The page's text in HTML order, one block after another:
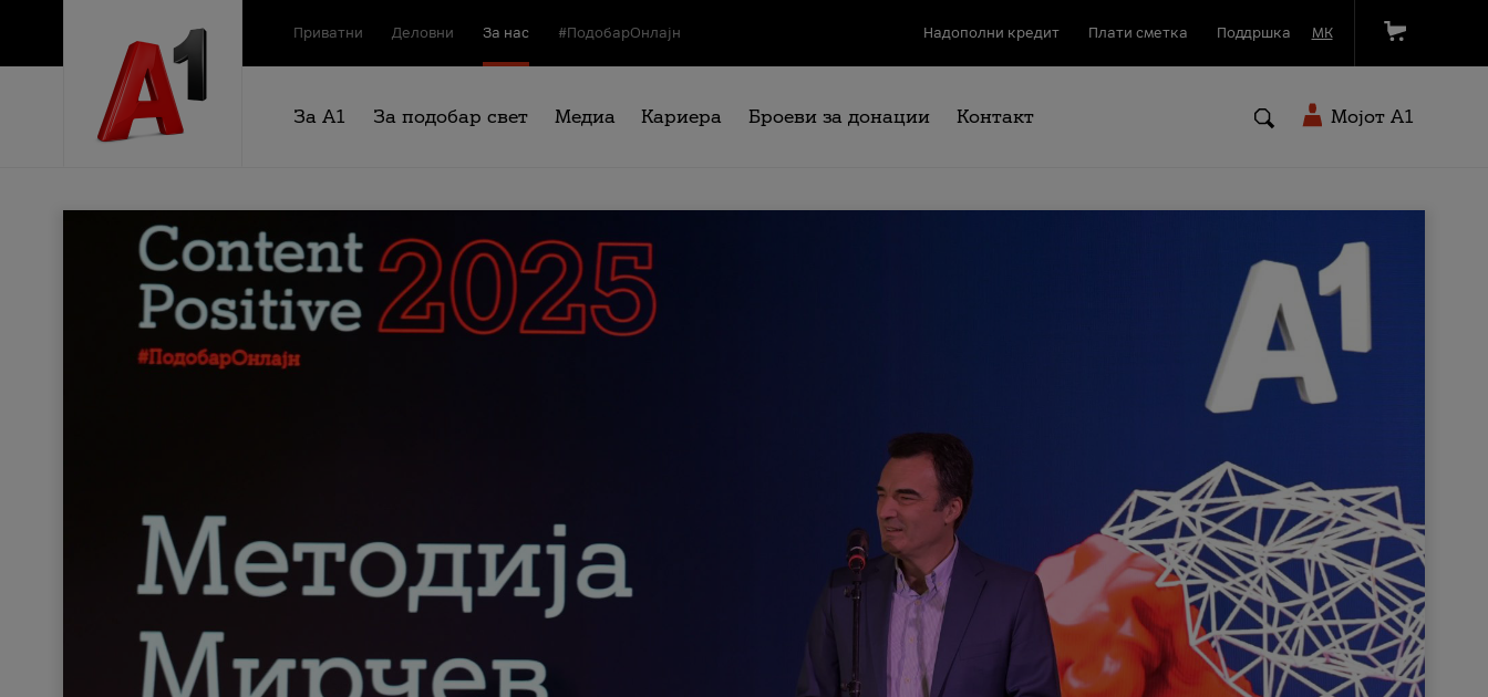
Приватни Деловни За нас #ПодобарОнлајн Надополни кредит Плати сметка Поддршка МК
За А1 За подобар свет Медиа Кариера Броеви за донации Контакт Мојот A1